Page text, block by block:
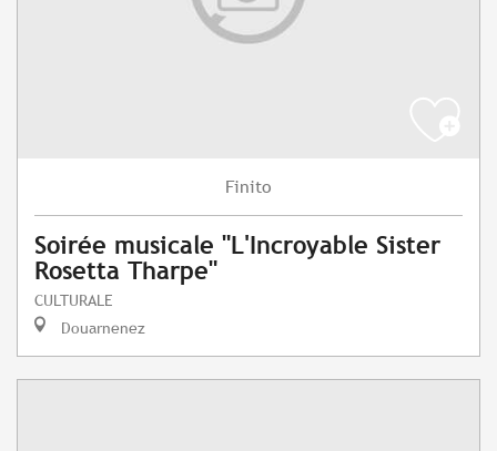
Finito
Soirée musicale "L'Incroyable Sister
Rosetta Tharpe"
CULTURALE
Douarnenez